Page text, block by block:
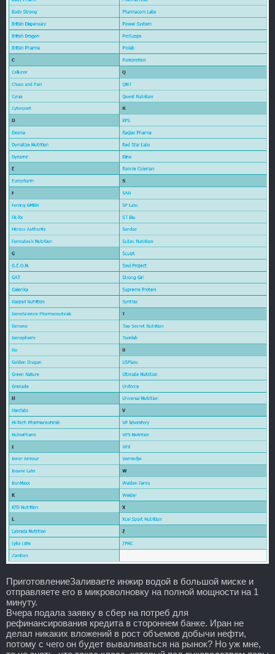
ПриготовлениеЗаливаете инжир водой в большой миске и
отправляете его в микроволновку на полной мощности на 1
минуту.
Вчера подала заявку в сбер на потреб для
рефинансирования кредита в стороннем банке. Иран не
делал никаких вложений в рост объемов добычи нефти,
потому с чего он будет вываливаться на рынок? Но уж мне,